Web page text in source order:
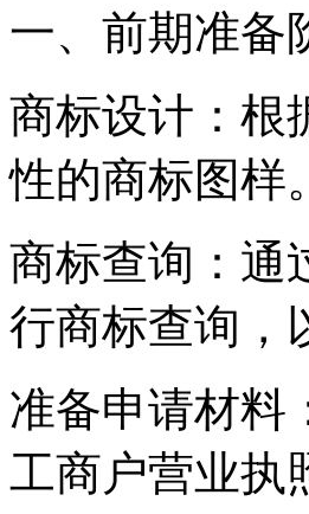
一、前期准备
商标设计‌：根
性的商标图样。
商标查询‌：通
行商标查询，
准备申请材料‌
工商户营业执